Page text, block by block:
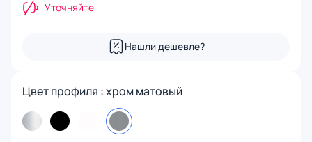
Уточняйте
Нашли дешевле?
Цвет профиля : хром матовый